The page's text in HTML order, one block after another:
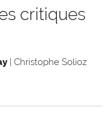
critiques
| Christophe Solioz